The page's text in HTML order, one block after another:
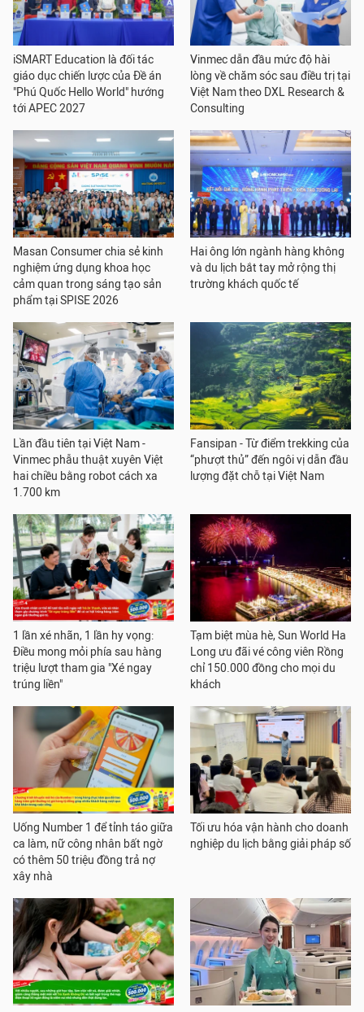
iSMART Education là đối tác
giáo dục chiến lược của Đề án
"Phú Quốc Hello World" hướng
tới APEC 2027
Vinmec dẫn đầu mức độ hài
lòng về chăm sóc sau điều trị tại
Việt Nam theo DXL Research &
Consulting
Masan Consumer chia sẻ kinh
nghiệm ứng dụng khoa học
cảm quan trong sáng tạo sản
phẩm tại SPISE 2026
Hai ông lớn ngành hàng không
và du lịch bắt tay mở rộng thị
trường khách quốc tế
Lần đầu tiên tại Việt Nam -
Vinmec phẫu thuật xuyên Việt
hai chiều bằng robot cách xa
1.700 km
Fansipan - Từ điểm trekking của
“phượt thủ” đến ngôi vị dẫn đầu
lượng đặt chỗ tại Việt Nam
1 lần xé nhãn, 1 lần hy vọng:
Điều mong mỏi phía sau hàng
triệu lượt tham gia "Xé ngay
trúng liền"
Tạm biệt mùa hè, Sun World Ha
Long ưu đãi vé công viên Rồng
chỉ 150.000 đồng cho mọi du
khách
Uống Number 1 để tỉnh táo giữa
ca làm, nữ công nhân bất ngờ
có thêm 50 triệu đồng trả nợ
xây nhà
Tối ưu hóa vận hành cho doanh
nghiệp du lịch bằng giải pháp số